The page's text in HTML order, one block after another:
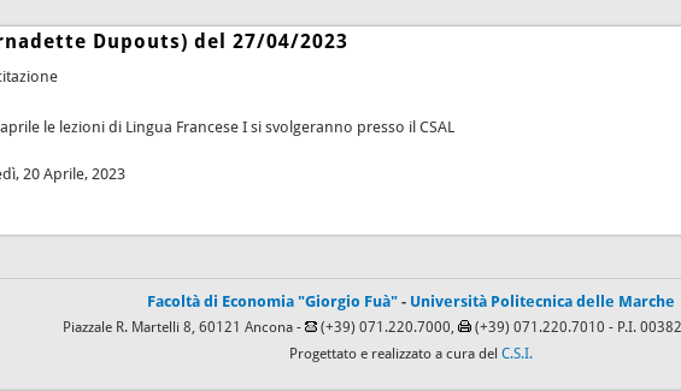
Dupouts) del 27/04/2023
le lezioni di Lingua Francese I si svolgeranno presso il CSAL
20 Aprile, 2023
Facoltà di Economia "Giorgio Fuà" - Università Politecnica delle Marche
Piazzale R. Martelli 8, 60121 Ancona - (+39) 071.220.7000, (+39) 071.220.7010 - P.I.
Progettato e realizzato a cura del C.S.I.